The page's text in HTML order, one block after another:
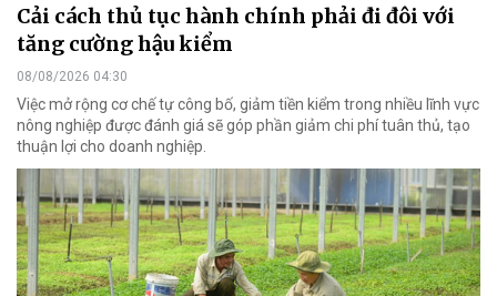
Cải cách thủ tục hành chính phải đi đôi với
tăng cường hậu kiểm
08/08/2026 04:30
Việc mở rộng cơ chế tự công bố, giảm tiền kiểm trong nhiều lĩnh vực
nông nghiệp được đánh giá sẽ góp phần giảm chi phí tuân thủ, tạo
thuận lợi cho doanh nghiệp.